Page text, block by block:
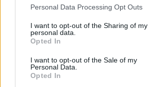
Please note that this website/app uses one
not limited to your visit or usage behaviour.
grant or deny consent to Google and its
use your data for below specified purposes
consent section.
Personal Data Processing Opt Outs
I want to opt-out of the Sharing of my
personal data.
Opted In
I want to opt-out of the Sale of my
Personal Data.
Opted In
είχε εξομολογηθεί ο Γιώργος
συνέντευξή του για την